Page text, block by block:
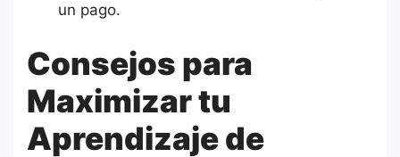
un pago.
Consejos para
Maximizar tu
Aprendizaje de